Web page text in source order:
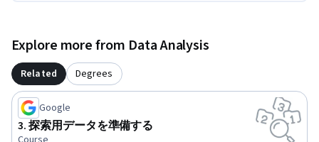
Explore more from Data Analysis
Related Degrees
Google
3. 探索用データを準備する